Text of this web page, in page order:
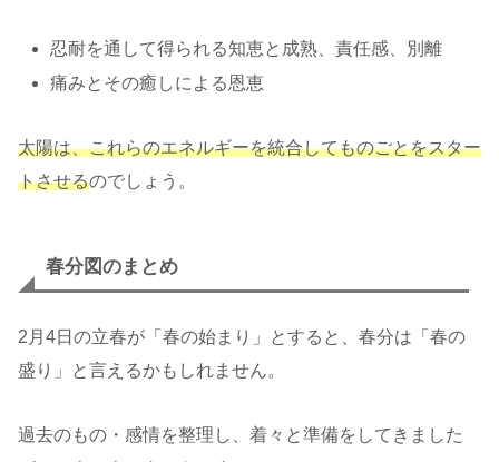
忍耐を通して得られる知恵と成熟、責任感、別離
痛みとその癒しによる恩恵
太陽は、これらのエネルギーを統合してものごとをスター
トさせるのでしょう。
春分図のまとめ
2月4日の立春が「春の始まり」とすると、春分は「春の
盛り」と言えるかもしれません。
過去のもの・感情を整理し、着々と準備をしてきました